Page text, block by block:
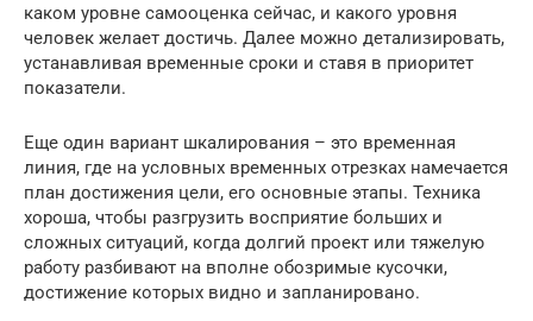
каком уровне самооценка сейчас, и какого уровня
человек желает достичь. Далее можно детализировать,
устанавливая временные сроки и ставя в приоритет
показатели.
Еще один вариант шкалирования – это временная
линия, где на условных временных отрезках намечается
план достижения цели, его основные этапы. Техника
хороша, чтобы разгрузить восприятие больших и
сложных ситуаций, когда долгий проект или тяжелую
работу разбивают на вполне обозримые кусочки,
достижение которых видно и запланировано.